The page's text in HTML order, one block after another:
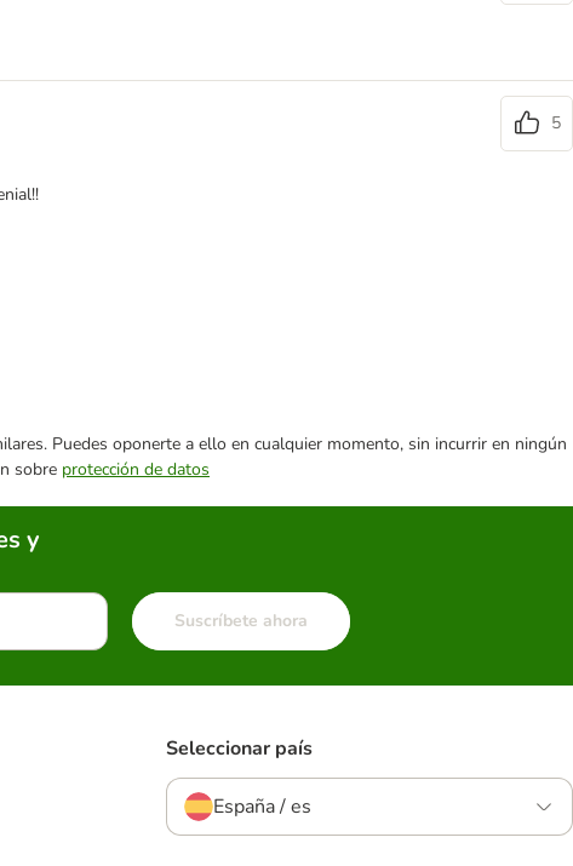
5
Puedes oponerte a ello en cualquier momento, sin incurrir en ningún
sobre protección de datos
y
Suscríbete ahora
Seleccionar país
España / es